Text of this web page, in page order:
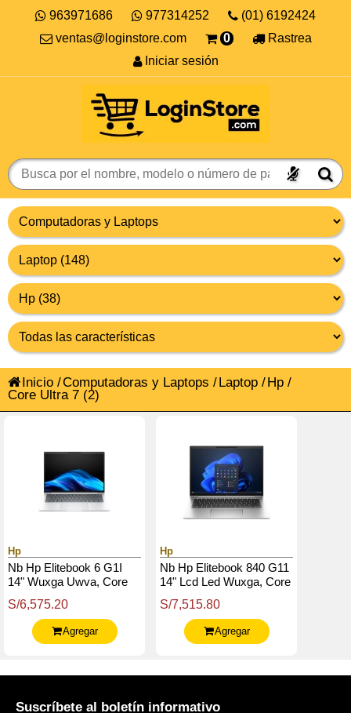
963971686 977314252
(01) 6192424
ventas@loginstore.com
0
Rastrea
Iniciar sesión
Inicio /Computadoras y Laptops /Laptop /Hp /
Core Ultra 7 (2)
Hp
Nb Hp Elitebook 6 G1I
14" Wuxga Uwva, Core
16Gb Ddr5, 512Gb Ssd
S/6,575.20
Agregar
Hp
Nb Hp Elitebook 840 G11
14" Lcd Led Wuxga, Core
16Gb Ddr5-5600Mhz
S/7,515.80
Agregar
Suscríbete al boletín informativo